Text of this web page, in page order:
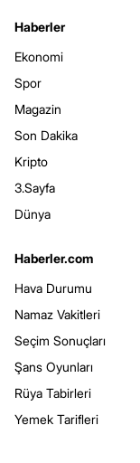
Haberler
Ekonomi
Spor
Magazin
Son Dakika
Kripto
3.Sayfa
Dünya
Haberler.com
Hava Durumu
Namaz Vakitleri
Seçim Sonuçları
Şans Oyunları
Rüya Tabirleri
Yemek Tarifleri